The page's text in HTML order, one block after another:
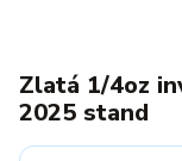
Zlatá 1/4oz
2025 stand